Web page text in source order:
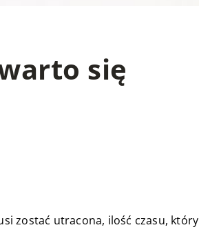
się
zostać utracona, ilość czasu, który